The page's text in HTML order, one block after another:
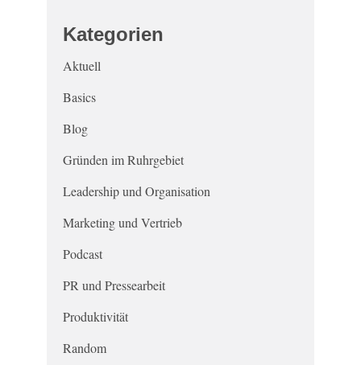
Kategorien
Aktuell
Basics
Blog
Gründen im Ruhrgebiet
Leadership und Organisation
Marketing und Vertrieb
Podcast
PR und Pressearbeit
Produktivität
Random